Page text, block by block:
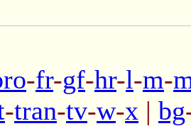
-fr-gf-hr-l-m-
-tran-tv-w-x | bg